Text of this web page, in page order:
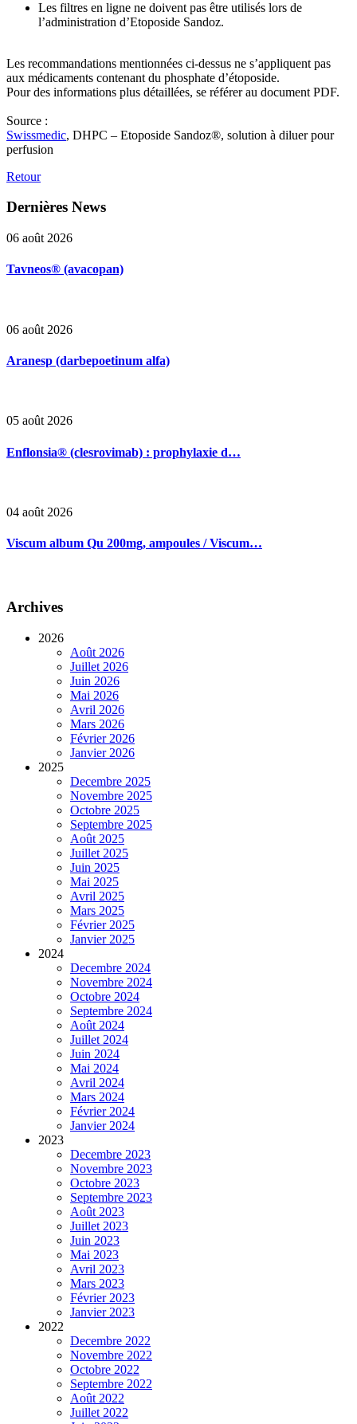
Les filtres en ligne ne doivent pas être utilisés lors de
l’administration d’Etoposide Sandoz.
Les recommandations mentionnées ci-dessus ne s’appliquent pas
aux médicaments contenant du phosphate d’étoposide.
Pour des informations plus détaillées, se référer au document PDF.
Source :
Swissmedic, DHPC – Etoposide Sandoz®, solution à diluer pour
perfusion
Retour
Dernières News
06 août 2026
Tavneos® (avacopan)
06 août 2026
Aranesp (darbepoetinum alfa)
05 août 2026
Enflonsia® (clesrovimab) : prophylaxie d…
04 août 2026
Viscum album Qu 200mg, ampoules / Viscum…
Archives
2026
Août 2026
Juillet 2026
Juin 2026
Mai 2026
Avril 2026
Mars 2026
Février 2026
Janvier 2026
2025
Decembre 2025
Novembre 2025
Octobre 2025
Septembre 2025
Août 2025
Juillet 2025
Juin 2025
Mai 2025
Avril 2025
Mars 2025
Février 2025
Janvier 2025
2024
Decembre 2024
Novembre 2024
Octobre 2024
Septembre 2024
Août 2024
Juillet 2024
Juin 2024
Mai 2024
Avril 2024
Mars 2024
Février 2024
Janvier 2024
2023
Decembre 2023
Novembre 2023
Octobre 2023
Septembre 2023
Août 2023
Juillet 2023
Juin 2023
Mai 2023
Avril 2023
Mars 2023
Février 2023
Janvier 2023
2022
Decembre 2022
Novembre 2022
Octobre 2022
Septembre 2022
Août 2022
Juillet 2022